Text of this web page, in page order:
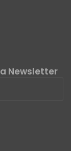
Newsletter